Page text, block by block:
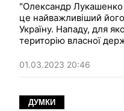
"Олександр
це найважливіший його
Україну. Нападу, для
територію власної
та Заходом". Думка.
01.03.2023 20:46
ДУМКИ